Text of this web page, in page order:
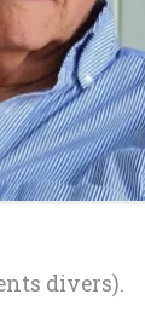
divers).